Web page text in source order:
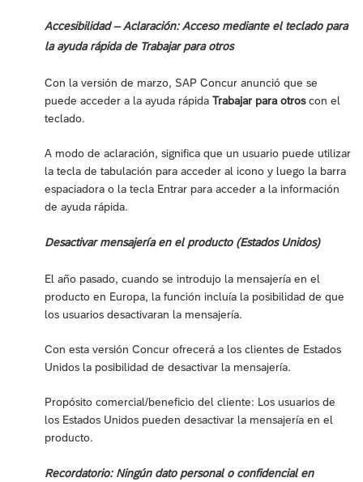
Accesibilidad – Aclaración: Acceso mediante el teclado para
la ayuda rápida de Trabajar para otros
Con la versión de marzo, SAP Concur anunció que se
puede acceder a la ayuda rápida Trabajar para otroscon el
teclado.
A modo de aclaración, significa que un usuario puede utilizar
la tecla de tabulación para acceder al icono y luego la barra
espaciadora o la tecla Entrar para acceder a la información
de ayuda rápida.
Desactivar mensajería en el producto (Estados Unidos)
El año pasado, cuando se introdujo la mensajería en el
producto en Europa, la función incluía la posibilidad de que
los usuarios desactivaran la mensajería.
Con esta versión Concur ofrecerá a los clientes de Estados
Unidos la posibilidad de desactivar la mensajería.
Propósito comercial/beneficio del cliente: Los usuarios de
los Estados Unidos pueden desactivar la mensajería en el
producto.
Recordatorio: Ningún dato personal o confidencial en